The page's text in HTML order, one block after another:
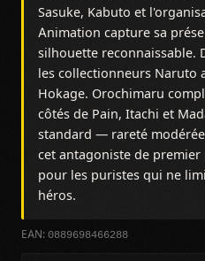
Sasuke, Kabuto et
Animation capture sa
silhouette reconnaissable.
les collectionneurs Naruto
Hokage. Orochimaru
côtés de Pain, Itachi et
standard — rareté
cet antagoniste de
pour les puristes qui ne
héros.
EAN: 0889698466288